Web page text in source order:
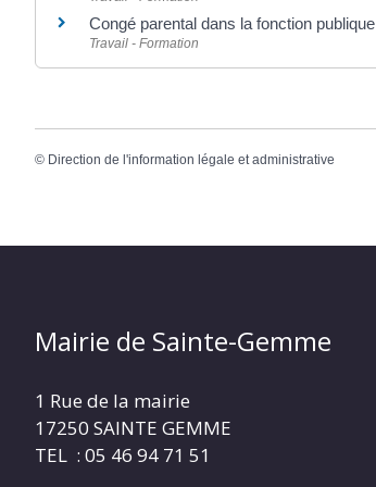
Congé parental dans la fonction publique
Travail - Formation
© Direction de l'information légale et administrative
Mairie de Sainte-Gemme
1 Rue de la mairie
17250 SAINTE GEMME
TEL : 05 46 94 71 51